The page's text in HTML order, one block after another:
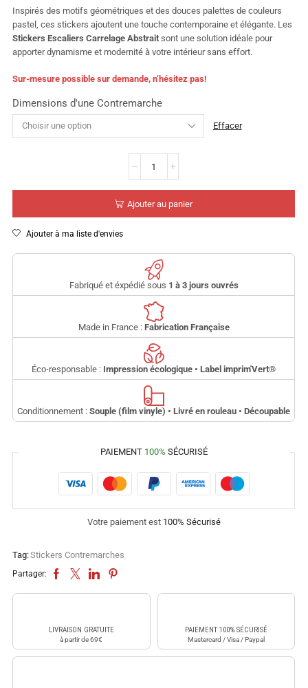
Inspirés des motifs géométriques et des douces palettes de couleurs
pastel, ces stickers ajoutent une touche contemporaine et élégante. Les
Stickers Escaliers Carrelage Abstrait sont une solution idéale pour
apporter dynamisme et modernité à votre intérieur sans effort.
Sur-mesure possible sur demande, n’hésitez pas!
Dimensions d'une Contremarche
Effacer
Ajouter au panier
Ajouter à ma liste d'envies
Fabriqué et éxpédié sous 1 à 3 jours ouvrés
Made in France : Fabrication Française
Éco-responsable : Impression écologique • Label imprim'Vert®
Conditionnement : Souple (film vinyle) • Livré en rouleau • Découpable
PAIEMENT 100% SÉCURISÉ
Votre paiement est 100% Sécurisé
Tag:Stickers Contremarches
Partager:
LIVRAISON GRATUITE
à partir de 69€
PAIEMENT 100% SÉCURISÉ
Mastercard / Visa / Paypal